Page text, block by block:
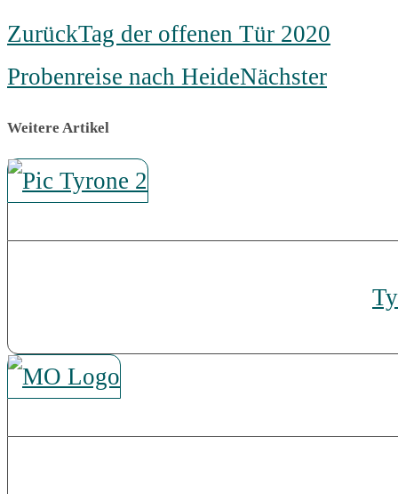
ZurückTag der offenen Tür 2020
Probenreise nach HeideNächster
Weitere Artikel